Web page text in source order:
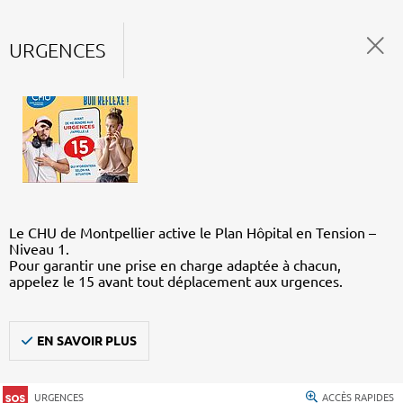
URGENCES
Le CHU de Montpellier active le Plan Hôpital en Tension –
Niveau 1.
Pour garantir une prise en charge adaptée à chacun,
appelez le 15 avant tout déplacement aux urgences.
EN SAVOIR PLUS
URGENCES ACCÈS RAPIDES